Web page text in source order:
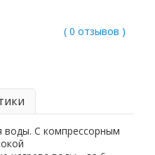
( 0 отзывов )
воды. С компрессорным